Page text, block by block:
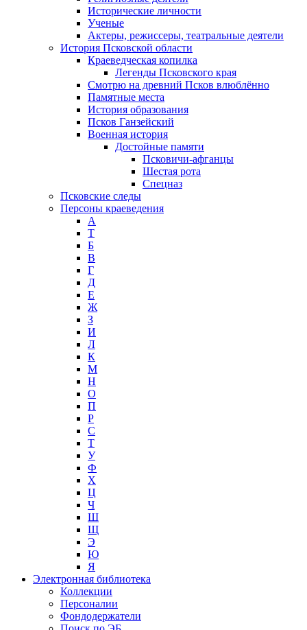
Исторические личности
Ученые
Актеры, режиссеры, театральные деятели
История Псковской области
Краеведческая копилка
Легенды Псковского края
Смотрю на древний Псков влюблённо
Памятные места
История образования
Псков Ганзейский
Военная история
Достойные памяти
Псковичи-афганцы
Шестая рота
Спецназ
Псковские следы
Персоны краеведения
А
T
Б
В
Г
Д
Е
Ж
З
И
Л
К
М
Н
О
П
Р
С
Т
У
Ф
Х
Ц
Ч
Ш
Щ
Э
Ю
Я
Электронная библиотека
Коллекции
Персоналии
Фондодержатели